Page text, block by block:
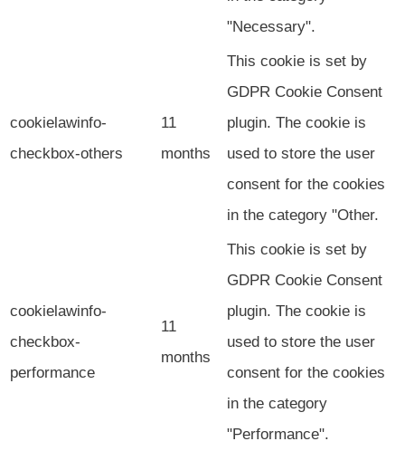
"Necessary".
cookielawinfo-
checkbox-others
11
months
This cookie is set by
GDPR Cookie Consent
plugin. The cookie is
used to store the user
consent for the cookies
in the category "Other.
cookielawinfo-
checkbox-
performance
11
months
This cookie is set by
GDPR Cookie Consent
plugin. The cookie is
used to store the user
consent for the cookies
in the category
"Performance".